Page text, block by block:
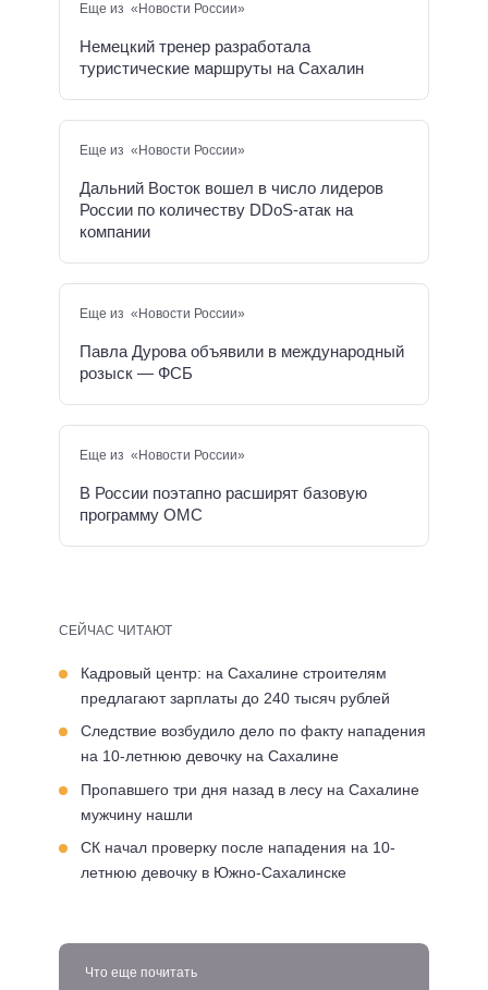
Еще из «Новости России»
Немецкий тренер разработала
туристические маршруты на Сахалин
Еще из «Новости России»
Дальний Восток вошел в число лидеров
России по количеству DDoS-атак на
компании
Еще из «Новости России»
Павла Дурова объявили в международный
розыск — ФСБ
Еще из «Новости России»
В России поэтапно расширят базовую
программу ОМС
СЕЙЧАС ЧИТАЮТ
Кадровый центр: на Сахалине строителям
предлагают зарплаты до 240 тысяч рублей
Следствие возбудило дело по факту нападения
на 10-летнюю девочку на Сахалине
Пропавшего три дня назад в лесу на Сахалине
мужчину нашли
СК начал проверку после нападения на 10-
летнюю девочку в Южно-Сахалинске
Что еще почитать